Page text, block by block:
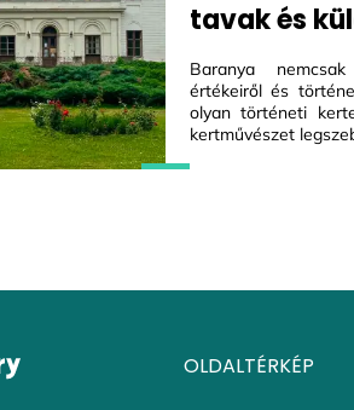
tavak és
Baranya
értékeiről és
olyan történeti
kertművészet
OLDALTÉRKÉP